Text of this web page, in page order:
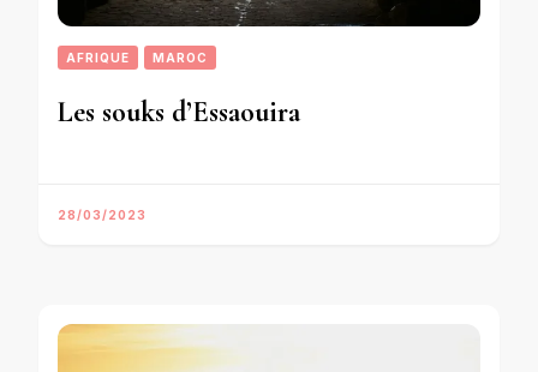
AFRIQUE MAROC
Les souks d’Essaouira
28/03/2023